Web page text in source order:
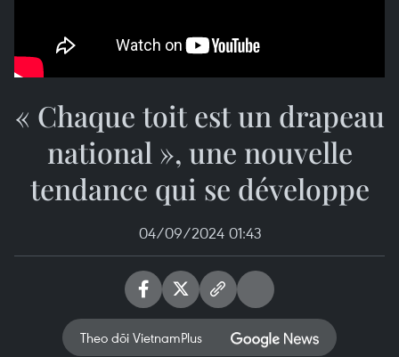
« Chaque toit est un drapeau
national », une nouvelle
tendance qui se développe
04/09/2024 01:43
Theo dõi VietnamPlus